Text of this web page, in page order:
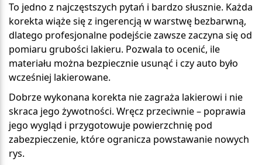
To jedno z najczęstszych pytań i bardzo słusznie. Każda
korekta wiąże się z ingerencją w warstwę bezbarwną,
dlatego profesjonalne podejście zawsze zaczyna się od
pomiaru grubości lakieru. Pozwala to ocenić, ile
materiału można bezpiecznie usunąć i czy auto było
wcześniej lakierowane.
Dobrze wykonana korekta nie zagraża lakierowi i nie
skraca jego żywotności. Wręcz przeciwnie – poprawia
jego wygląd i przygotowuje powierzchnię pod
zabezpieczenie, które ogranicza powstawanie nowych
rys.